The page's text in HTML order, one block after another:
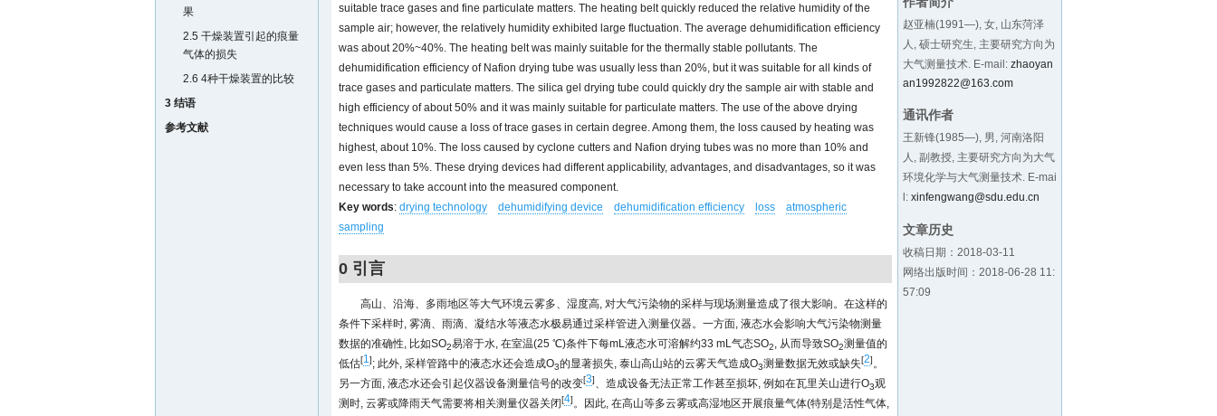
果
2.5 干燥装置引起的痕量
气体的损失
2.6 4种干燥装置的比较
3 结语
参考文献
赵亚楠(1991—), 女, 山东菏泽
人, 硕士研究生, 主要研究方向为
大气测量技术. E-mail: zhaoyan
an1992822@163.com
通讯作者
王新锋(1985—), 男, 河南洛阳
人, 副教授, 主要研究方向为大气
环境化学与大气测量技术. E-mai
l: xinfengwang@sdu.edu.cn
文章历史
收稿日期：2018-03-11
网络出版时间：2018-06-28 11:
57:09
suitable trace gases and fine particulate matters. The heating belt quickly reduced the relative humidity of the
sample air; however, the relatively humidity exhibited large fluctuation. The average dehumidification efficiency
was about 20%~40%. The heating belt was mainly suitable for the thermally stable pollutants. The
dehumidification efficiency of Nafion drying tube was usually less than 20%, but it was suitable for all kinds of
trace gases and particulate matters. The silica gel drying tube could quickly dry the sample air with stable and
high efficiency of about 50% and it was mainly suitable for particulate matters. The use of the above drying
techniques would cause a loss of trace gases in certain degree. Among them, the loss caused by heating was
highest, about 10%. The loss caused by cyclone cutters and Nafion drying tubes was no more than 10% and
even less than 5%. These drying devices had different applicability, advantages, and disadvantages, so it was
necessary to take account into the measured component.
Key words: drying technology dehumidifying device dehumidification efficiency loss
atmospheric
sampling
0 引言
高山、沿海、多雨地区等大气环境云雾多、湿度高, 对大气污染物的采样与现场测量造成了很大影响。在这样的
条件下采样时, 雾滴、雨滴、凝结水等液态水极易通过采样管进入测量仪器。一方面, 液态水会影响大气污染物测量
数据的准确性, 比如SO2易溶于水, 在室温(25 ℃)条件下每mL液态水可溶解约33 mL气态SO2, 从而导致SO2测量值的
低估[1]; 此外, 采样管路中的液态水还会造成O3的显著损失, 泰山高山站的云雾天气造成O3测量数据无效或缺失[2]。
另一方面, 液态水还会引起仪器设备测量信号的改变[3]、造成设备无法正常工作甚至损坏, 例如在瓦里关山进行O3观
测时, 云雾或降雨天气需要将相关测量仪器关闭[4]。因此, 在高山等多云雾或高湿地区开展痕量气体(特别是活性气体,